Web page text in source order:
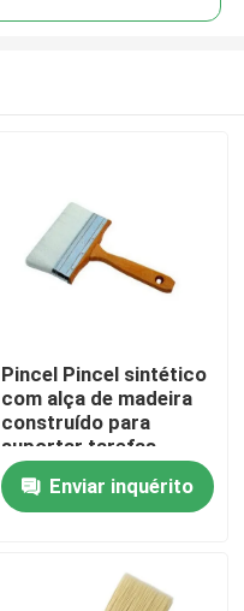
Pincel Pincel sintético
com alça de madeira
construído para
suportar tarefas
rigorosas de limpeza e
manutenção
Enviar inquérito